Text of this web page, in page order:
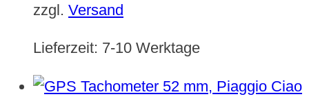
zzgl. Versand
Lieferzeit: 7-10 Werktage